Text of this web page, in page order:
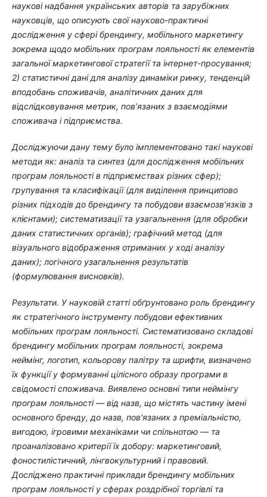
наукові надбання українських авторів та зарубіжних
науковців, що описують свої науково-практичні
дослідження у сфері брендингу, мобільного маркетингу
зокрема щодо мобільних програм лояльності як елементів
загальної маркетингової стратегії та інтернет-просування;
2) статистичні дані для аналізу динаміки ринку, тенденцій
вподобань споживачів, аналітичних даних для
відслідковування метрик, пов’язаних з взаємодіями
споживача і підприємства.
Досліджуючи дану тему було імплементовано такі наукові
методи як: аналіз та синтез (для дослідження мобільних
програм лояльності в підприємствах різних сфер);
групування та класифікації (для виділення принципово
різних підходів до брендингу та побудови взаємозв’язків з
клієнтами); систематизації та узагальнення (для обробки
даних статистичних органів); графічний метод (для
візуального відображення отриманих у ході аналізу
даних);логічного узагальнення результатів
(формулювання висновків).
Результати. У науковій статті обґрунтовано роль брендингу
як стратегічного інструменту побудови ефективних
мобільних програм лояльності. Систематизовано складові
брендингу мобільних програм лояльності, зокрема
неймінг, логотип, кольорову палітру та шрифти, визначено
їх функції у формуванні цілісного образу програми в
свідомості споживача. Виявлено основні типи неймінгу
програм лояльності — від назв, що містять частину імені
основного бренду, до назв, пов'язаних з преміальністю,
вигодою, ігровими механіками чи спільнотою — та
проаналізовано критерії їх добору: маркетинговий,
фоностилістичний, лінгвокультурний і правовий.
Досліджено практичні приклади брендингу мобільних
програм лояльності у сферах роздрібної торгівлі та